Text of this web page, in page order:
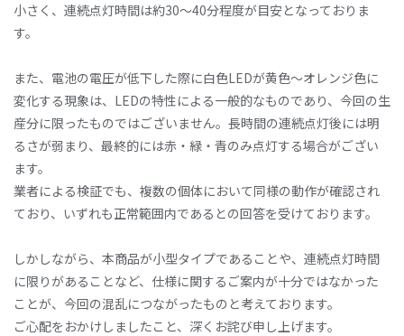
小さく、連続点灯時間は約30〜40分程度が目安となっておりま
す。
また、電池の電圧が低下した際に白色LEDが黄色〜オレンジ色に
変化する現象は、LEDの特性による一般的なものであり、今回の生
産分に限ったものではございません。長時間の連続点灯後には明
るさが弱まり、最終的には赤・緑・青のみ点灯する場合がござい
ます。
業者による検証でも、複数の個体において同様の動作が確認され
ており、いずれも正常範囲内であるとの回答を受けております。
しかしながら、本商品が小型タイプであることや、連続点灯時間
に限りがあることなど、仕様に関するご案内が十分ではなかった
ことが、今回の混乱につながったものと考えております。
ご心配をおかけしましたこと、深くお詫び申し上げます。